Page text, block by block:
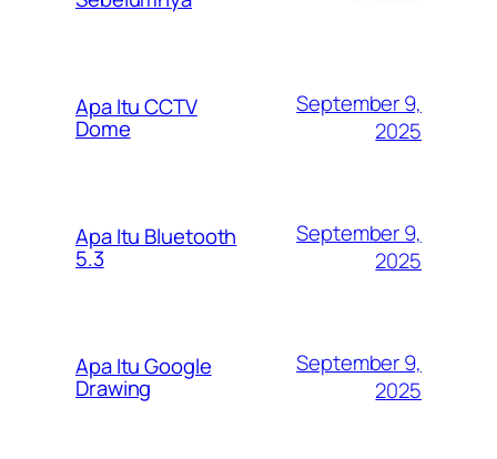
Apa Itu CCTV
Dome
September 9,
2025
Apa Itu Bluetooth
5.3
September 9,
2025
Apa Itu Google
Drawing
September 9,
2025